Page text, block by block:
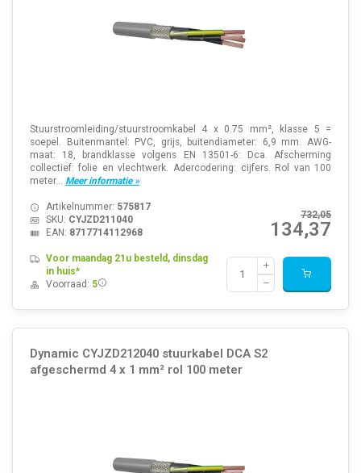
Stuurstroomleiding/stuurstroomkabel 4 x 0.75 mm², klasse 5 =
soepel. Buitenmantel: PVC, grijs, buitendiameter: 6,9 mm. AWG-
maat: 18, brandklasse volgens EN 13501-6: Dca. Afscherming
collectief: folie en vlechtwerk. Adercodering: cijfers. Rol van 100
meter... Meer informatie »
732,05
134,37
Artikelnummer: 575817
SKU: CYJZD211040
EAN: 8717714112968
Voor maandag 21u besteld, dinsdag
in huis*
Voorraad: 5
Dynamic CYJZD212040 stuurkabel DCA S2
afgeschermd 4 x 1 mm² rol 100 meter